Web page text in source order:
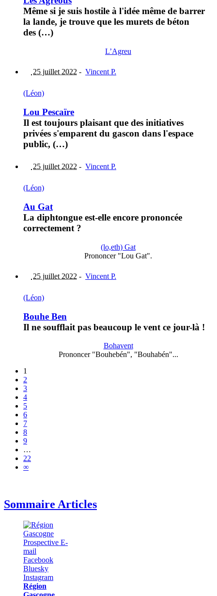
Même si je suis hostile à l'idée même de barrer
la lande, je trouve que les murets de béton
des (…)
L’Agreu
25 juillet 2022 - Vincent P.
(Léon)
Lou Pescaïre
Il est toujours plaisant que des initiatives
privées s'emparent du gascon dans l'espace
public, (…)
25 juillet 2022 - Vincent P.
(Léon)
Au Gat
La diphtongue est-elle encore prononcée
correctement ?
(lo,eth) Gat
Prononcer "Lou Gat".
25 juillet 2022 - Vincent P.
(Léon)
Bouhe Ben
Il ne soufflait pas beaucoup le vent ce jour-là !
Bohavent
Prononcer "Bouhebén", "Bouhabén"...
1
2
3
4
5
6
7
8
9
…
22
∞
Sommaire Articles
Région